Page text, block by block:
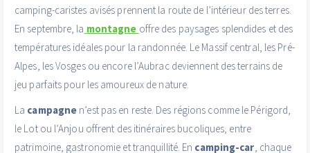
camping-caristes avisés prennent la route de l’intérieur des terres.
En septembre, la montagne offre des paysages splendides et des
températures idéales pour la randonnée. Le Massif central, les Pré-
Alpes, les Vosges ou encore l’Aubrac deviennent des terrains de
jeu parfaits pour les amoureux de nature.
La campagne n’est pas en reste. Des régions comme le Périgord,
le Lot ou l’Anjou offrent des itinéraires bucoliques, entre
patrimoine, gastronomie et tranquillité. En camping-car , chaque